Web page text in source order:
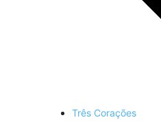
Três Corações